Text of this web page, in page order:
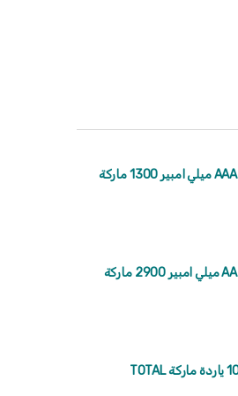
بطارية 1.5 فولت AAA ميلي امبير 1300 ماركة
بطارية 1.5 فولت AA ميلي امبير 2900 ماركة